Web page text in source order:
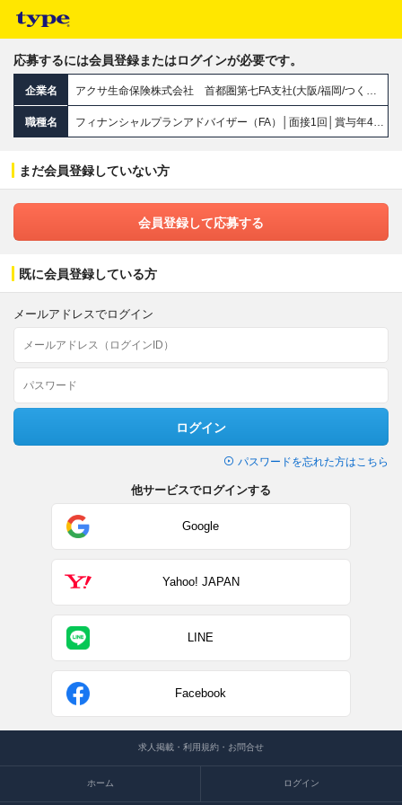
応募するには会員登録またはログインが必要です。
企業名 アクサ生命保険株式会社 首都圏第七FA支社(大阪/福岡/つくば/広島/札幌/仙台)
職種名 フィナンシャルプランアドバイザー（FA）│面接1回│賞与年4回＋インセンあり│直行直帰OK│年休120日以上
まだ会員登録していない方
会員登録して応募する
既に会員登録している方
メールアドレスでログイン
ログイン
パスワードを忘れた方はこちら
他サービスでログインする
Google
Yahoo! JAPAN
LINE
Facebook
求人掲載・利用規約・お問合せ
ホーム ログイン